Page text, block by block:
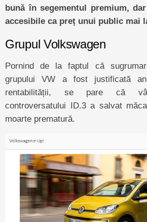
bună în segementul premium,
accesibile ca preț unui public mai
Grupul Volkswagen
Pornind de la faptul că
grupului VW a fost justificată
rentabilității, se pare că
controversatului ID.3 a salvat
moarte prematură.